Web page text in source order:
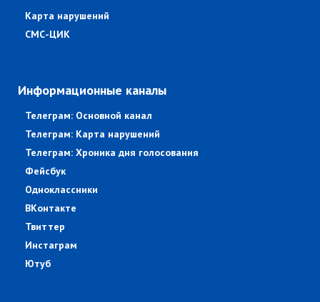
Карта нарушений
СМС-ЦИК
Информационные каналы
Телеграм: Основной канал
Телеграм: Карта нарушений
Телеграм: Хроника дня голосования
Фейсбук
Одноклассники
ВКонтакте
Твиттер
Инстаграм
Ютуб